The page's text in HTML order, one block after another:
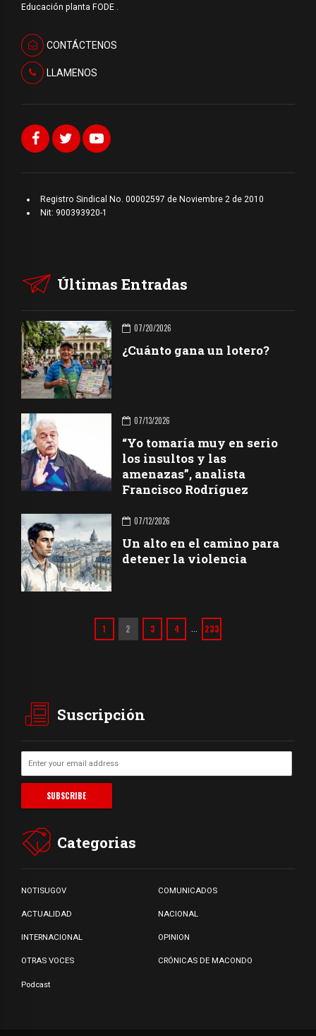
Educación planta FODE .
CONTÁCTENOS
LLAMENOS
Registro Sindical No. 00002597 de Noviembre 2 de 2010
Nit: 900393920-1
Últimas Entradas
07/20/2026
¿Cuánto gana un lotero?
07/13/2026
“Yo tomaría muy en serio
los insultos y las
amenazas”, analista
Francisco Rodríguez
07/12/2026
Un alto en el camino para
detener la violencia
1 2 3 4 … 233
Suscripción
Categorias
NOTISUGOV COMUNICADOS
ACTUALIDAD NACIONAL
INTERNACIONAL OPINION
OTRAS VOCES CRÓNICAS DE MACONDO
Podcast